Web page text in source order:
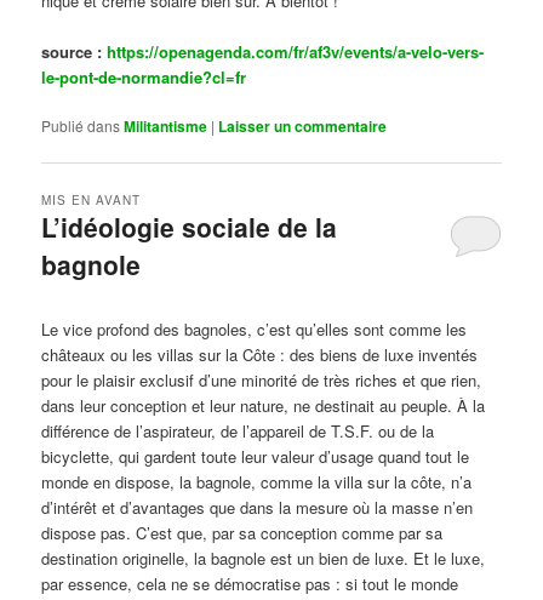
source :https://openagenda.com/fr/af3v/events/a-velo-vers-
le-pont-de-normandie?cl=fr
Publié dansMilitantisme | Laisser un commentaire
L’idéologie sociale de la
bagnole
MIS EN AVANT
Le vice profond des bagnoles, c’est qu’elles sont comme les
châteaux ou les villas sur la Côte : des biens de luxe inventés
pour le plaisir exclusif d’une minorité de très riches et que rien,
dans leur conception et leur nature, ne destinait au peuple. À la
différence de l’aspirateur, de l’appareil de T.S.F. ou de la
bicyclette, qui gardent toute leur valeur d’usage quand tout le
monde en dispose, la bagnole, comme la villa sur la côte, n’a
d’intérêt et d’avantages que dans la mesure où la masse n’en
dispose pas. C’est que, par sa conception comme par sa
destination originelle, la bagnole est un bien de luxe. Et le luxe,
par essence, cela ne se démocratise pas : si tout le monde